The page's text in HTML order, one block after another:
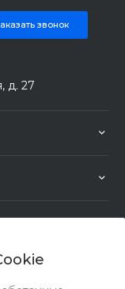
звонок
д. 27